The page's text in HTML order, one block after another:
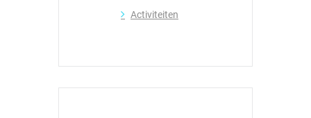
Activiteiten